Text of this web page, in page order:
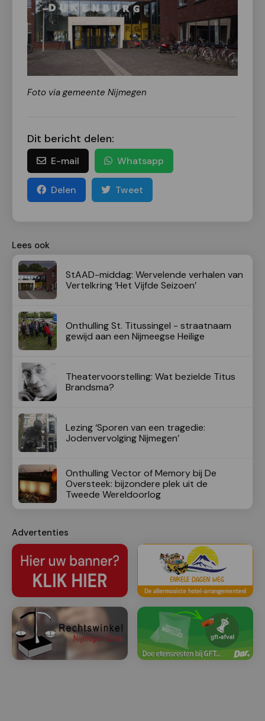
Foto via gemeente Nijmegen
Dit bericht delen:
E-mail Whatsapp
Delen Tweet
Lees ook
StAAD-middag: Wervelende verhalen van
Vertelkring ‘Het Vijfde Seizoen’
Onthulling St. Titussingel - straatnaam
gewijd aan een Nijmeegse Heilige
Theatervoorstelling: Wat bezielde Titus
Brandsma?
Lezing ‘Sporen van een tragedie:
Jodenvervolging Nijmegen’
Onthulling Vector of Memory bij De
Oversteek: bijzondere plek uit de
Tweede Wereldoorlog
Advertenties